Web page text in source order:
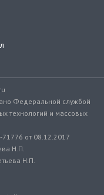
Федеральной службой
технологий и массовых
от 08.12.2017
Н.П.
Н.П.